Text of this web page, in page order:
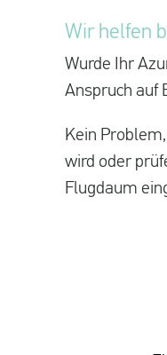
Wir helfen
Wurde Ihr
Anspruch auf
Kein
wird oder
Flugdaum